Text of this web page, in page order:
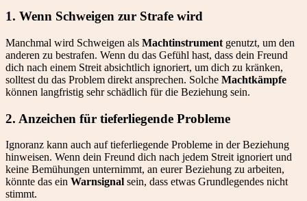
1. Wenn Schweigen zur Strafe wird
Manchmal wird Schweigen als Machtinstrument genutzt, um den
anderen zu bestrafen. Wenn du das Gefühl hast, dass dein Freund
dich nach einem Streit absichtlich ignoriert, um dich zu kränken,
solltest du das Problem direkt ansprechen. Solche Machtkämpfe
können langfristig sehr schädlich für die Beziehung sein.
2. Anzeichen für tieferliegende Probleme
Ignoranz kann auch auf tieferliegende Probleme in der Beziehung
hinweisen. Wenn dein Freund dich nach jedem Streit ignoriert und
keine Bemühungen unternimmt, an eurer Beziehung zu arbeiten,
könnte das ein Warnsignal sein, dass etwas Grundlegendes nicht
stimmt.